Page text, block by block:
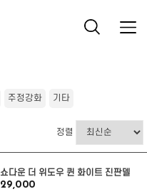
주정강화 기타
정렬
쇼다운 더 위도우 퀸 화이트 진판델
29,000